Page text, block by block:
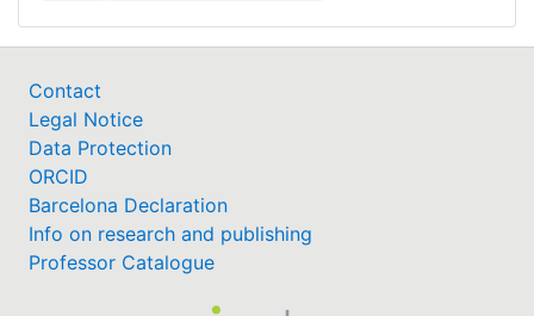
Contact
Legal Notice
Data Protection
ORCID
Barcelona Declaration
Info on research and publishing
Professor Catalogue